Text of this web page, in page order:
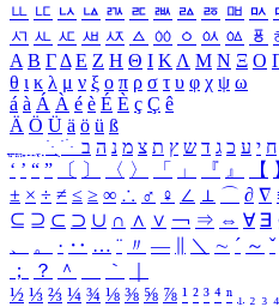
ㅥ ㅦ ㅧ ㅨ ㅩ ㅪ ㅫ ㅬ ㅭ ㅮ ㅯ
ㅺ ㅻ ㅼ ㅽ ㅾ ㅿ ㆀ ㆁ ㆂ ㆃ ㆄ
Α Β ΓΔ Ε Ζ Η Θ Ι ΚΛ Μ Ν Ξ Ο
θ ι κ λ μ ν ξ ο π ρ σ τ υ φ χ ψ ω
á à Á À é è É È ç Ç ê
Ä Ö Ü ä ö ü ß
ִֶֹ ֻּ ׁׂ ח י ע כ ג ד ש ץ ת צ מ נ ה ב
‘ ’ “ ” 〔 〕 〈 〉 「 」 『 』 【
± × ÷ ≠ ≤ ≥ ∞ ∴ ♂ ♀ ∠ ⊥ ⌒ ∂ ∇
⊆ ⊇ ⊂ ⊃ ∪ ∩ ∧ ∨ ￢ ⇒ ⇔ ∀ ∃
、
。 · ‥ … ¨ 〃 ― ＼ ∼ ´ ～ ˇ
；
？ ＾ ｀
½ ⅓ ⅔ ¼ ¾ ⅛ ⅜ ⅝ ⅞ ¹ ² ³ ⁴ ⁿ ₁ ₂ ₃ ₄